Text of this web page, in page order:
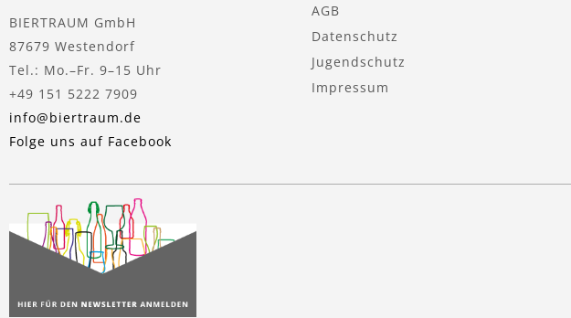
BIERTRAUM GmbH
87679 Westendorf
Tel.: Mo.–Fr. 9–15 Uhr
+49 151 5222 7909
info@biertraum.de
Folge uns auf Facebook
AGB
Datenschutz
Jugendschutz
Impressum